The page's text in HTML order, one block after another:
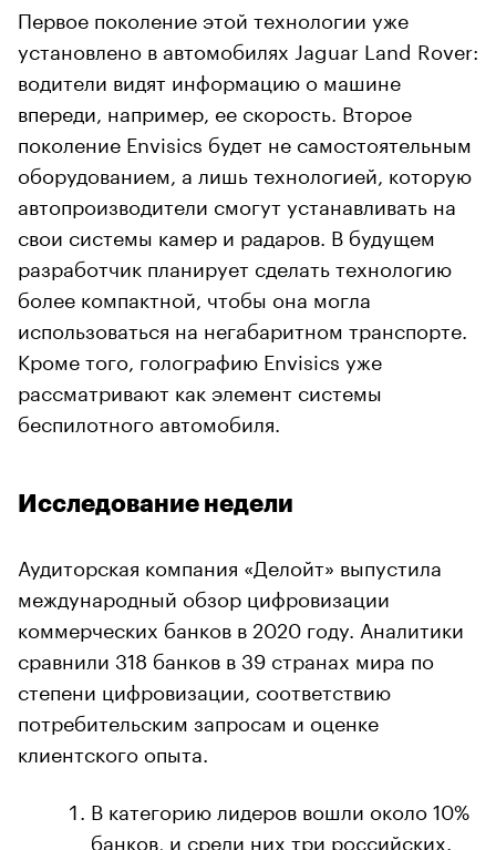
Первое поколение этой технологии уже
установлено в автомобилях Jaguar Land Rover:
водители видят информацию о машине
впереди, например, ее скорость. Второе
поколение Envisics будет не самостоятельным
оборудованием, а лишь технологией, которую
автопроизводители смогут устанавливать на
свои системы камер и радаров. В будущем
разработчик планирует сделать технологию
более компактной, чтобы она могла
использоваться на негабаритном транспорте.
Кроме того, голографию Envisics уже
рассматривают как элемент системы
беспилотного автомобиля.
Исследование недели
Аудиторская компания «Делойт» выпустила
международный обзор цифровизации
коммерческих банков в 2020 году. Аналитики
сравнили 318 банков в 39 странах мира по
степени цифровизации, соответствию
потребительским запросам и оценке
клиентского опыта.
В категорию лидеров вошли около 10%
банков, и среди них три российских.